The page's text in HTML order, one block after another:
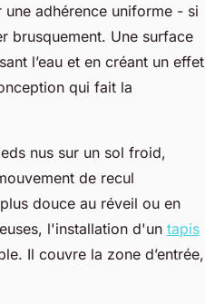
adhérence uniforme - si
brusquement. Une surface
l’eau et en créant un effet
qui fait la
nus sur un sol froid,
de recul
douce au réveil ou en
l'installation d'un tapis
Il couvre la zone d’entrée,